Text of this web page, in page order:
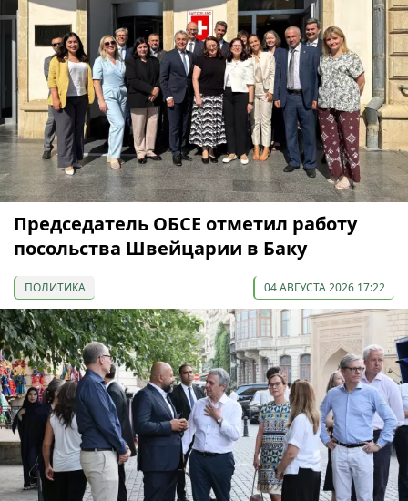
Председатель ОБСЕ отметил работу
посольства Швейцарии в Баку
ПОЛИТИКА 04 АВГУСТА 2026 17:22